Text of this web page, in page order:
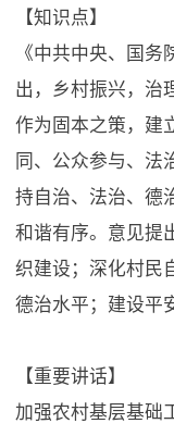
【知识点】
《中共中央、国
出，乡村振兴，治
作为固本之策，建
同、公众参与、法
持自治、法治、德
和谐有序。意见提
织建设；深化村民
德治水平；建设平
【重要讲话】
加强农村基层基础